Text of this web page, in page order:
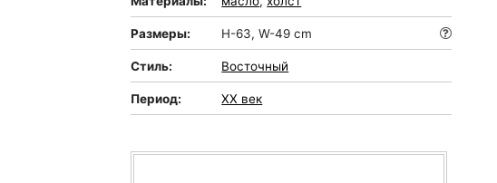
Размеры: H-63, W-49 cm
Стиль: Восточный
Период: XX век